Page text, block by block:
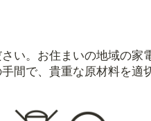
い。お住まいの地域の家
間で、貴重な原材料を適